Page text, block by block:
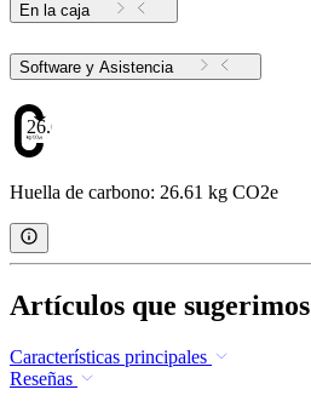
En la caja
Software y Asistencia
26.61
Huella de carbono: 26.61 kg CO2e
Artículos que sugerimos
Características principales
Reseñas